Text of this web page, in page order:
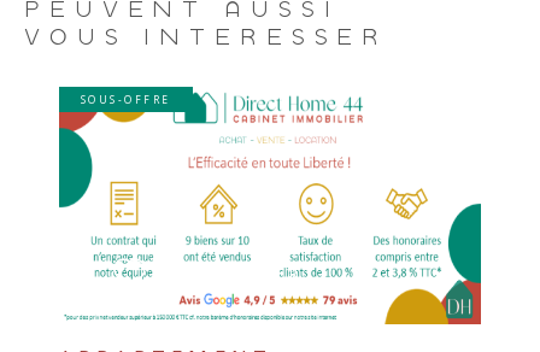
PEUVENT AUSSI
VOUS INTÉRESSER
SOUS-OFFRE
SÉLECTIONNER
VOIR LE BIEN